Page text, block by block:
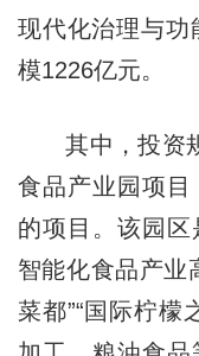
现代化治理与功
模1226亿元。
其中，投资规
食品产业园项目
的项目。该园区
智能化食品产业
菜都”“国际柠檬